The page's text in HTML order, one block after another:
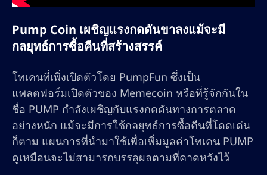
Pump Coin เผชิญแรงกดดันขาลงแม้จะมี
กลยุทธ์การซื้อคืนที่สร้างสรรค์
โทเคนที่เพิ่งเปิดตัวโดย PumpFun ซึ่งเป็น
แพลตฟอร์มเปิดตัวของ Memecoin หรือที่รู้จักกันใน
ชื่อ PUMP กำลังเผชิญกับแรงกดดันทางการตลาด
อย่างหนัก แม้จะมีการใช้กลยุทธ์การซื้อคืนที่โดดเด่น
ก็ตาม แผนการที่นำมาใช้เพื่อเพิ่มมูลค่าโทเคน PUMP
ดูเหมือนจะไม่สามารถบรรลุผลตามที่คาดหวังไว้